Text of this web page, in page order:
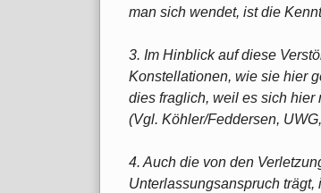
man sich wendet, ist die
3. Im Hinblick auf diese
Konstellationen, wie sie hier
dies fraglich, weil es sich hier
(Vgl. Köhler/Feddersen,
4. Auch die von den
Unterlassungsanspruch